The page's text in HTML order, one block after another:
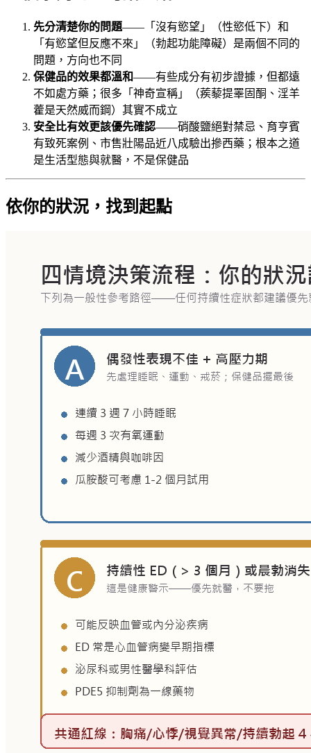
先分清楚你的問題——「沒有慾望」（性慾低下）和
「有慾望但反應不來」（勃起功能障礙）是兩個不同的
問題，方向也不同
保健品的效果都溫和——有些成分有初步證據，但都遠
不如處方藥；很多「神奇宣稱」（蒺藜提睪固酮、淫羊
藿是天然威而鋼）其實不成立
安全比有效更該優先確認——硝酸鹽絕對禁忌、育亨賓
有致死案例、市售壯陽品近八成驗出摻西藥；根本之道
是生活型態與就醫，不是保健品
依你的狀況，找到起點